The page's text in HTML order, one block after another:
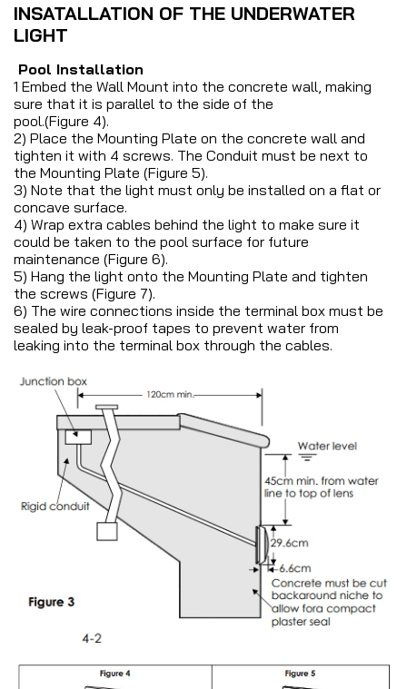
INSATALLATION OF THE UNDERWATER
LIGHT
Pool Installation
1 Embed the Wall Mount into the concrete wall, making
sure that it is parallel to the side of the
pool.(Figure 4).
2) Place the Mounting Plate on the concrete wall and
tighten it with 4 screws. The Conduit must be next to
the Mounting Plate (Figure 5).
3) Note that the light must only be installed on a flat or
concave surface.
4) Wrap extra cables behind the light to make sure it
could be taken to the pool surface for future
maintenance (Figure 6).
5) Hang the light onto the Mounting Plate and tighten
the screws (Figure 7).
6) The wire connections inside the terminal box must be
sealed by leak-proof tapes to prevent water from
leaking into the terminal box through the cables.